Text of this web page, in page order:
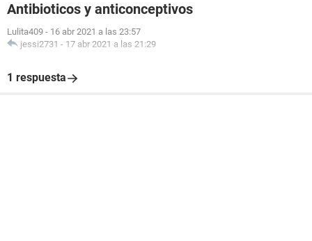
Antibioticos y anticonceptivos
Lulita409 - 16 abr 2021 a las 23:57
jessi2731 - 17 abr 2021 a las 21:29
1 respuesta